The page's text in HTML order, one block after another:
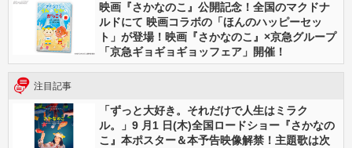
映画『さかなのこ』公開記念！全国のマクドナ
ルドにて 映画コラボの「ほんのハッピーセッ
ト」が登場！映画『さかなのこ』×京急グループ
「京急ギョギョギョッフェア」開催！
注目記事
「ずっと大好き。それだけで人生はミラク
ル。」9 月1 日(木)全国ロードショー『さかなの
こ』本ポスター＆本予告映像解禁！主題歌は次